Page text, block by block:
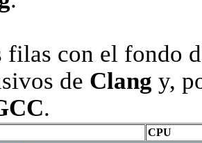
filas con el fondo
de Clang y,
.
CPU